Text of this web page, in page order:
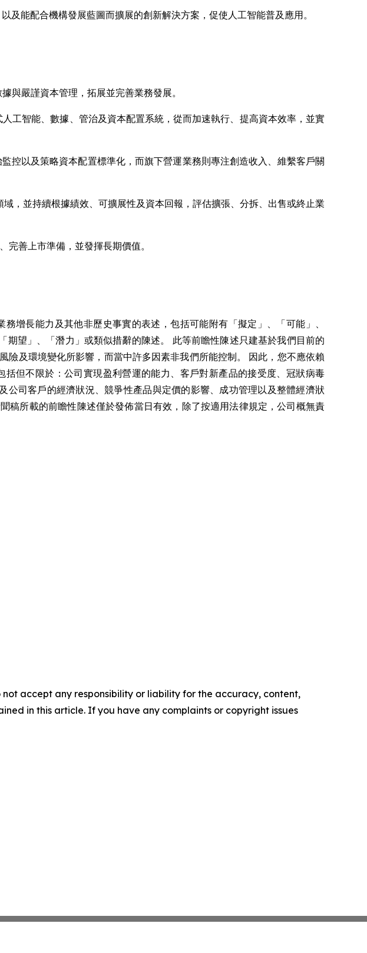
能配合機構發展藍圖而擴展的創新解決方案，促使人工智能普及應用。
嚴謹資本管理，拓展並完善業務發展。
工智能、數據、管治及資本配置系統，從而加速執行、提高資本效率，並實
以及策略資本配置標準化，而旗下營運業務則專注創造收入、維繫客戶關
，並持續根據績效、可擴展性及資本回報，評估擴張、分拆、出售或終止業
善上市準備，並發揮長期價值。
增長能力及其他非歷史事實的表述，包括可能附有「擬定」、「可能」、
期望」、「潛力」或類似措辭的陳述。 此等前瞻性陳述只建基於我們目前的
及環境變化所影響，而當中許多因素非我們所能控制。 因此，您不應依賴
但不限於：公司實現盈利營運的能力、客戶對新產品的接受度、冠狀病毒
司客戶的經濟狀況、競爭性產品與定價的影響、成功管理以及整體經濟狀
稿所載的前瞻性陳述僅於發佈當日有效，除了按適用法律規定，公司概無責
accept any responsibility or liability for the accuracy, content,
in this article. If you have any complaints or copyright issues